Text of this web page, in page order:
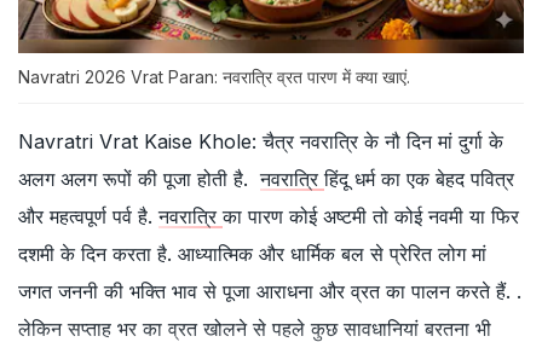
Navratri 2026 Vrat Paran: नवरात्रि व्रत पारण में क्या खाएं.
Navratri Vrat Kaise Khole: चैत्र नवरात्रि के नौ दिन मां दुर्गा के
अलग अलग रूपों की पूजा होती है.नवरात्रिहिंदू धर्म का एक बेहद पवित्र
और महत्वपूर्ण पर्व है.नवरात्रिका पारण कोई अष्टमी तो कोई नवमी या फिर
दशमी के दिन करता है. आध्यात्मिक और धार्मिक बल से प्रेरित लोग मां
जगत जननी की भक्ति भाव से पूजा आराधना और व्रत का पालन करते हैं. .
लेकिन सप्ताह भर का व्रत खोलने से पहले कुछ सावधानियां बरतना भी